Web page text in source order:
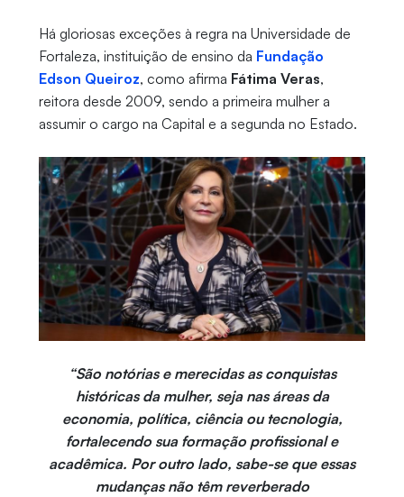
Há gloriosas exceções à regra na Universidade de
Fortaleza, instituição de ensino da Fundação
Edson Queiroz, como afirma Fátima Veras,
reitora desde 2009, sendo a primeira mulher a
assumir o cargo na Capital e a segunda no Estado.
“São notórias e merecidas as conquistas
históricas da mulher, seja nas áreas da
economia, política, ciência ou tecnologia,
fortalecendo sua formação profissional e
acadêmica. Por outro lado, sabe-se que essas
mudanças não têm reverberado